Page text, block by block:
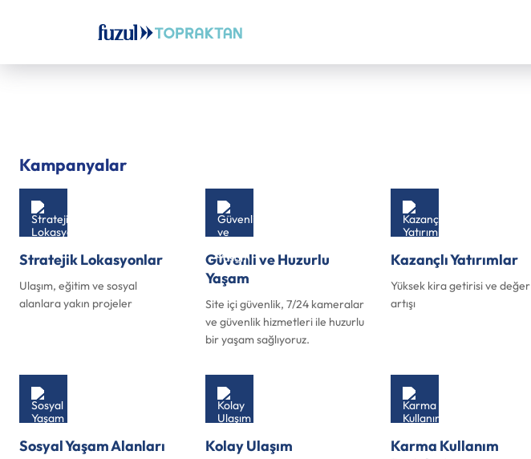
Kampanyalar
Stratejik Lokasyonlar
Ulaşım, eğitim ve sosyal
alanlara yakın projeler
Güvenli ve Huzurlu
Yaşam
Site içi güvenlik, 7/24 kameralar
ve güvenlik hizmetleri ile huzurlu
bir yaşam sağlıyoruz.
Kazançlı Yatırımlar
Yüksek kira getirisi ve değer
artışı
Sosyal Yaşam Alanları Kolay Ulaşım
Karma Kullanım